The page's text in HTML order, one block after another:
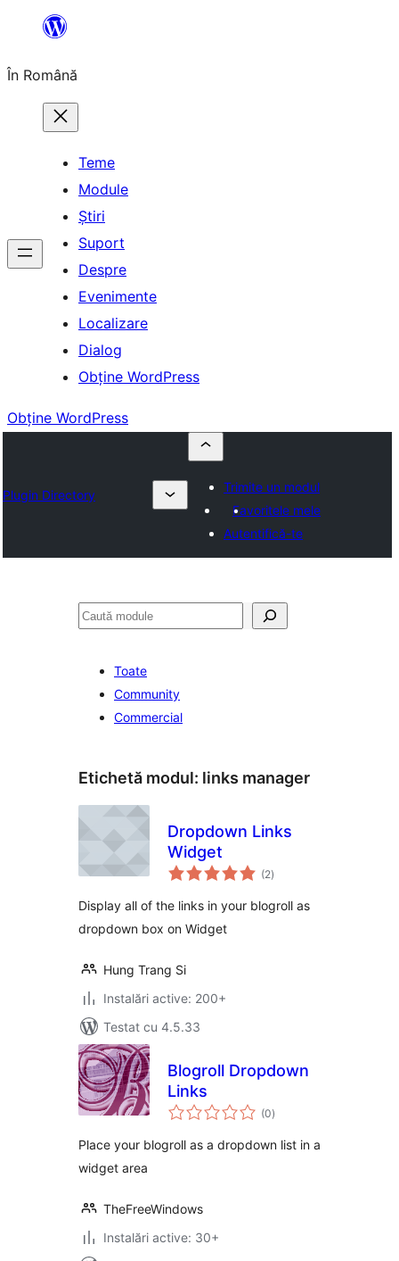
conținut
În Română
Teme
Module
Știri
Suport
Despre
Evenimente
Localizare
Dialog
Obține WordPress
Obține WordPress
Plugin Directory
Trimite un modul
Favoritele mele
Autentifică-te
Caută
Toate
Community
Commercial
Etichetă modul: links manager
Dropdown Links
Widget
(2total
aprecieri
)
Display all of the links in your blogroll as
dropdown box on Widget
Hung Trang Si
Instalări active: 200+
Testat cu 4.5.33
Blogroll Dropdown
Links
(0total
aprecieri
)
Place your blogroll as a dropdown list in a
widget area
TheFreeWindows
Instalări active: 30+